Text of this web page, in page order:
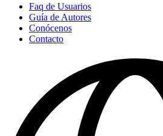
Faq de Usuarios
Guía de Autores
Conócenos
Contacto